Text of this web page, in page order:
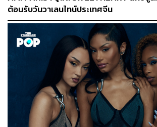
ตเตอร์ฟิช ซี่โครงเนื้อตุ๋น และสันในแกะ ปิ
ท้องฟ้าด้วยชีสเค้กเสาวรสกับซอสราสป์เบ
ชาเขียว หากต้องการเซอร์ไพรส์หรือจัดฉลอ
พิเศษ ก็สามารถแจ้งล่วงหน้ากับเชฟและทีม
ดินเนอร์กลางเวหาครั้งนี้เป็นที่ประทับใจไม่
Dinner in the Sky ที่ EmSphere (
Planet) พร้อมพงษ์ กรุงเทพฯ
เปิดบริการ 2 รอบ เวลา 18.00 น. และ
ละ 1 ชั่วโมง) ราคา 4,990 บาทต่อท่าน สำ
dinnerinthesky.co.th
ต้อนรับวันวาเลนไทน์ประเทศจีน